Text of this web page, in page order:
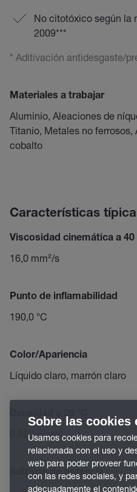
No citotóxico según la
2009***
* Aditivación antidesgaste/
Materiales a trabajar
Aluminio, Aleaciones de
Titanio, Metales no
cobalto
Características
Viscosidad cinemática a 40
16,0 mm²/s
Punto de inflamabilidad
190,0 °C
Color/Apariencia
Líquido claro, marrón claro
Densidad a 20 °C
0,850 g/cm³
Aditivos de potencia
Sobre las cookies
Usamos cookies para
relacionada con el uso y
web para poder proveer
con las redes sociales, y
adecuadamente el